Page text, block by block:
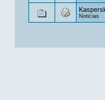
Noticias